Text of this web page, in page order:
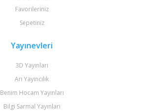
Favorileriniz
Sepetiniz
Yayınevleri
3D Yayınları
Arı Yayıncılık
Benim Hocam Yayınları
Bilgi Sarmal Yayınları